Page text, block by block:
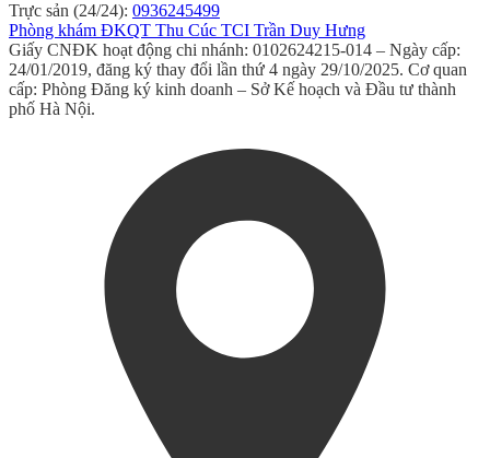
Trực sản (24/24): 0936245499
Phòng khám ĐKQT Thu Cúc TCI Trần Duy Hưng
Giấy CNĐK hoạt động chi nhánh: 0102624215-014 – Ngày cấp:
24/01/2019, đăng ký thay đổi lần thứ 4 ngày 29/10/2025. Cơ quan
cấp: Phòng Đăng ký kinh doanh – Sở Kế hoạch và Đầu tư thành
phố Hà Nội.